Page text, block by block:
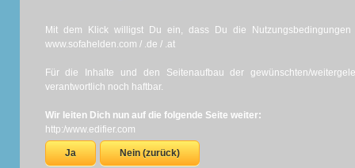
Mit dem Klick willigst Du ein, dass Du die
www.sofahelden.com / .de / .at
Für die Inhalte und den Seitenaufbau der gewünschten/
verantwortlich noch haftbar.
Wir leiten Dich nun auf die folgende Seite weiter:
http:/www.edifier.com
Ja Nein (zurück)